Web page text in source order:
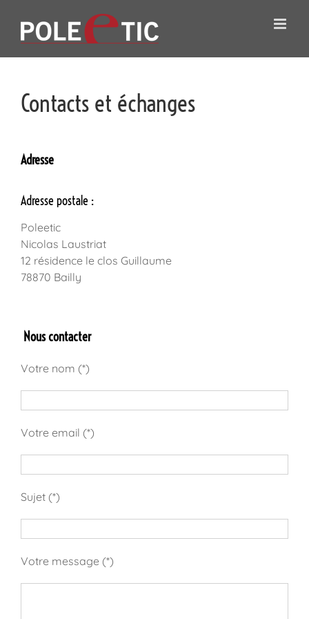
contenu
Contacts et échanges
Adresse
Adresse postale :
Poleetic
Nicolas Laustriat
12 résidence le clos Guillaume
78870 Bailly
Nous contacter
Votre nom (*)
Votre email (*)
Sujet (*)
Votre message (*)